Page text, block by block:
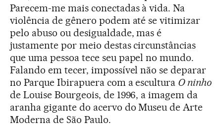
Parecem-me mais conectadas à vida. Na
violência de gênero podem até se vitimizar
pelo abuso ou desigualdade, mas é
justamente por meio destas circunstâncias
que uma pessoa tece seu papel no mundo.
Falando em tecer, impossível não se deparar
no Parque Ibirapuera com a escultura O ninho
de Louise Bourgeois, de 1996, a imagem da
aranha gigante do acervo do Museu de Arte
Moderna de São Paulo.